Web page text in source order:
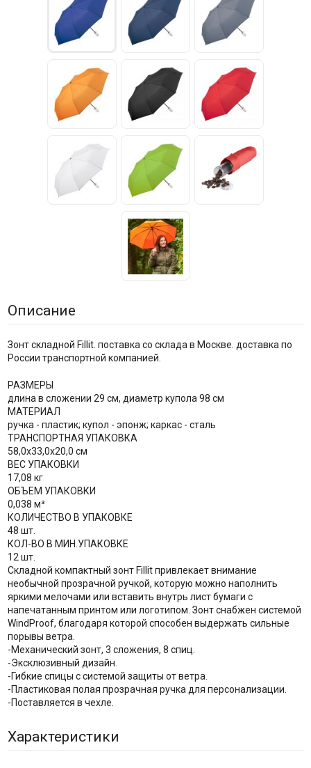
Описание
Зонт складной Fillit. поставка со склада в Москве. доставка по
России транспортной компанией.
РАЗМЕРЫ
длина в сложении 29 см, диаметр купола 98 см
МАТЕРИАЛ
ручка - пластик; купол - эпонж; каркас - сталь
ТРАНСПОРТНАЯ УПАКОВКА
58,0x33,0x20,0 см
ВЕС УПАКОВКИ
17,08 кг
ОБЪЕМ УПАКОВКИ
0,038 м³
КОЛИЧЕСТВО В УПАКОВКЕ
48 шт.
КОЛ-ВО В МИН.УПАКОВКЕ
12 шт.
Складной компактный зонт Fillit привлекает внимание
необычной прозрачной ручкой, которую можно наполнить
яркими мелочами или вставить внутрь лист бумаги с
напечатанным принтом или логотипом. Зонт снабжен системой
WindProof, благодаря которой способен выдержать сильные
порывы ветра.
-Механический зонт, 3 сложения, 8 спиц.
-Эксклюзивный дизайн.
-Гибкие спицы с системой защиты от ветра.
-Пластиковая полая прозрачная ручка для персонализации.
-Поставляется в чехле.
Характеристики